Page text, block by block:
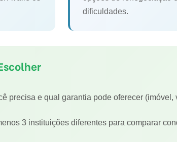
dificuldades.
precisa e qual garantia pode oferecer
3 instituições diferentes para comparar